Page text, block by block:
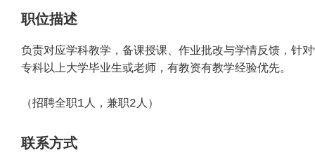
职位描述
负责对应学科教学，备课授课、作业批改与学情反馈，针
专科以上大学毕业生或老师，有教资有教学经验优先。
（招聘全职1人，兼职2人）
联系方式